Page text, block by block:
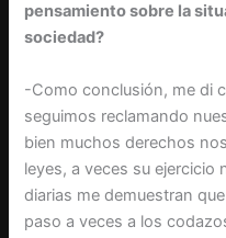
pensamiento sobre la
sociedad?
-Como conclusión, me di
seguimos reclamando
bien muchos derechos
leyes, a veces su ejercicio
diarias me demuestran
paso a veces a los